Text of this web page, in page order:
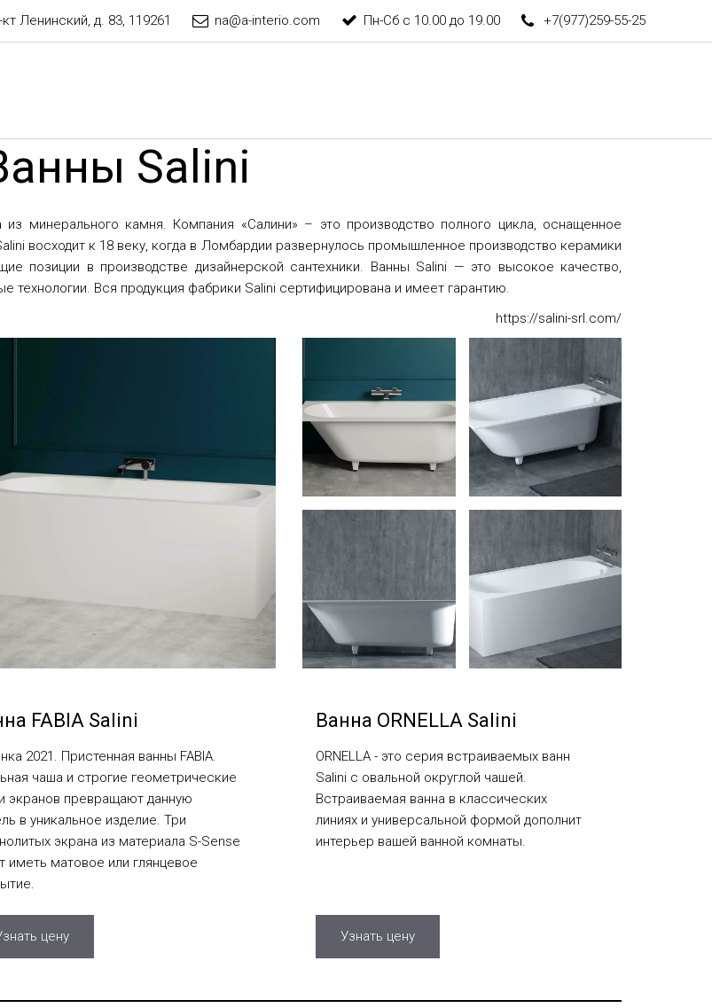
кт Ленинский, д. 83, 119261 na@a-interio.com Пн-Сб с 10.00 до 19.00 +7(977)259-55-25
Salini
минерального камня. Компания «Салини» – это производство полного цикла, оснащенное
восходит к 18 веку, когда в Ломбардии развернулось промышленное производство керамики
позиции в производстве дизайнерской сантехники. Ванны Salini — это высокое качество,
Вся продукция фабрики Salini сертифицирована и имеет гарантию.
https://salini-srl.com/
FABIA Salini
2021. Пристенная ванны FABIA.
чаша и строгие геометрические
экранов превращают данную
в уникальное изделие. Три
экрана из материала S-Sense
иметь матовое или глянцевое
цену
Ванна ORNELLA Salini
ORNELLA - это серия встраиваемых ванн
Salini с овальной округлой чашей.
Встраиваемая ванна в классических
линиях и универсальной формой дополнит
интерьер вашей ванной комнаты.
Узнать цену